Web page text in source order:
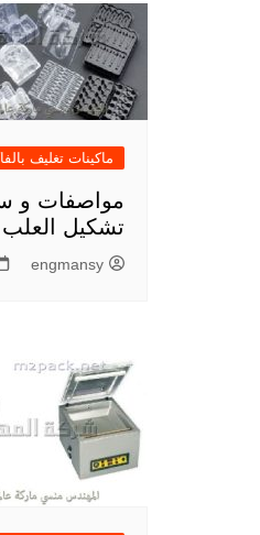
ماكينات تغليف
مواصفات و
تشكيل العلب
engmansy